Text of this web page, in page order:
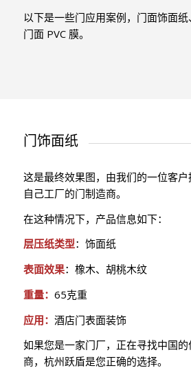
以下是一些门应用案例，门面饰面
门面 PVC 膜。
门饰面纸
这是最终效果图，由我们的一位客
自己工厂的门制造商。
在这种情况下，产品信息如下：
层压纸类型：饰面纸
表面效果：橡木、胡桃木纹
重量： 65克重
应用： 酒店门表面装饰
如果您是一家门厂，正在寻找中国
商，杭州跃盾是您正确的选择。